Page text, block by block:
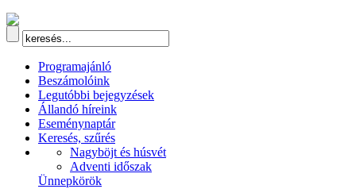
Programajánló
Beszámolóink
Legutóbbi bejegyzések
Állandó híreink
Eseménynaptár
Keresés, szűrés
Nagyböjt és húsvét
Adventi időszak
Ünnepkörök